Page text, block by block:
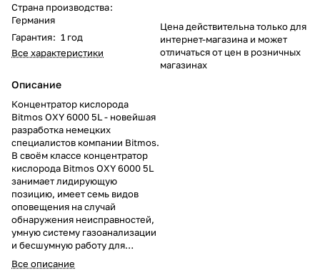
Страна производства:
Германия
Гарантия: 1 год
Все характеристики
Описание
Концентратор кислорода
Bitmos OXY 6000 5L - новейшая
разработка немецких
специалистов компании Bitmos.
В своём классе концентратор
кислорода Bitmos OXY 6000 5L
занимает лидирующую
позицию, имеет семь видов
оповещения на случай
обнаружения неисправностей,
умную систему газоанализации
и бесшумную работу для
комфортной терапии.
Все описание
Цена действительна только для
интернет-магазина и может
отличаться от цен в розничных
магазинах